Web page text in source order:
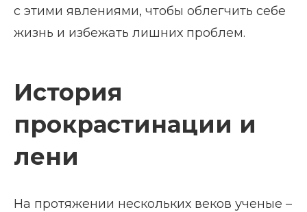
с этими явлениями, чтобы облегчить себе
жизнь и избежать лишних проблем.
История
прокрастинации и
лени
На протяжении нескольких веков ученые –